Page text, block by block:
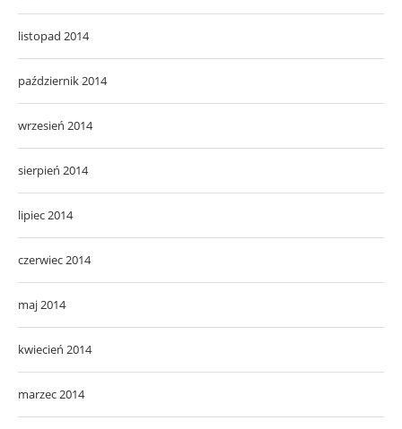
listopad 2014
październik 2014
wrzesień 2014
sierpień 2014
lipiec 2014
czerwiec 2014
maj 2014
kwiecień 2014
marzec 2014